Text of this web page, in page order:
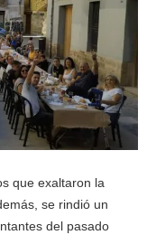
que exaltaron la
se rindió un
del pasado